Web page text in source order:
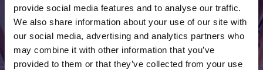
provide social media features and to analyse our traffic.
We also share information about your use of our site with
our social media, advertising and analytics partners who
may combine it with other information that you’ve
provided to them or that they’ve collected from your use